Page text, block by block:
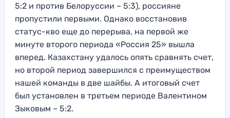
5:2 и против Белоруссии – 5:3), россияне
пропустили первыми. Однако восстановив
статус-кво еще до перерыва, на первой же
минуте второго периода «Россия 25» вышла
вперед. Казахстану удалось опять сравнять счет,
но второй период завершился с преимуществом
нашей команды в две шайбы. А итоговый счет
был установлен в третьем периоде Валентином
Зыковым – 5:2.